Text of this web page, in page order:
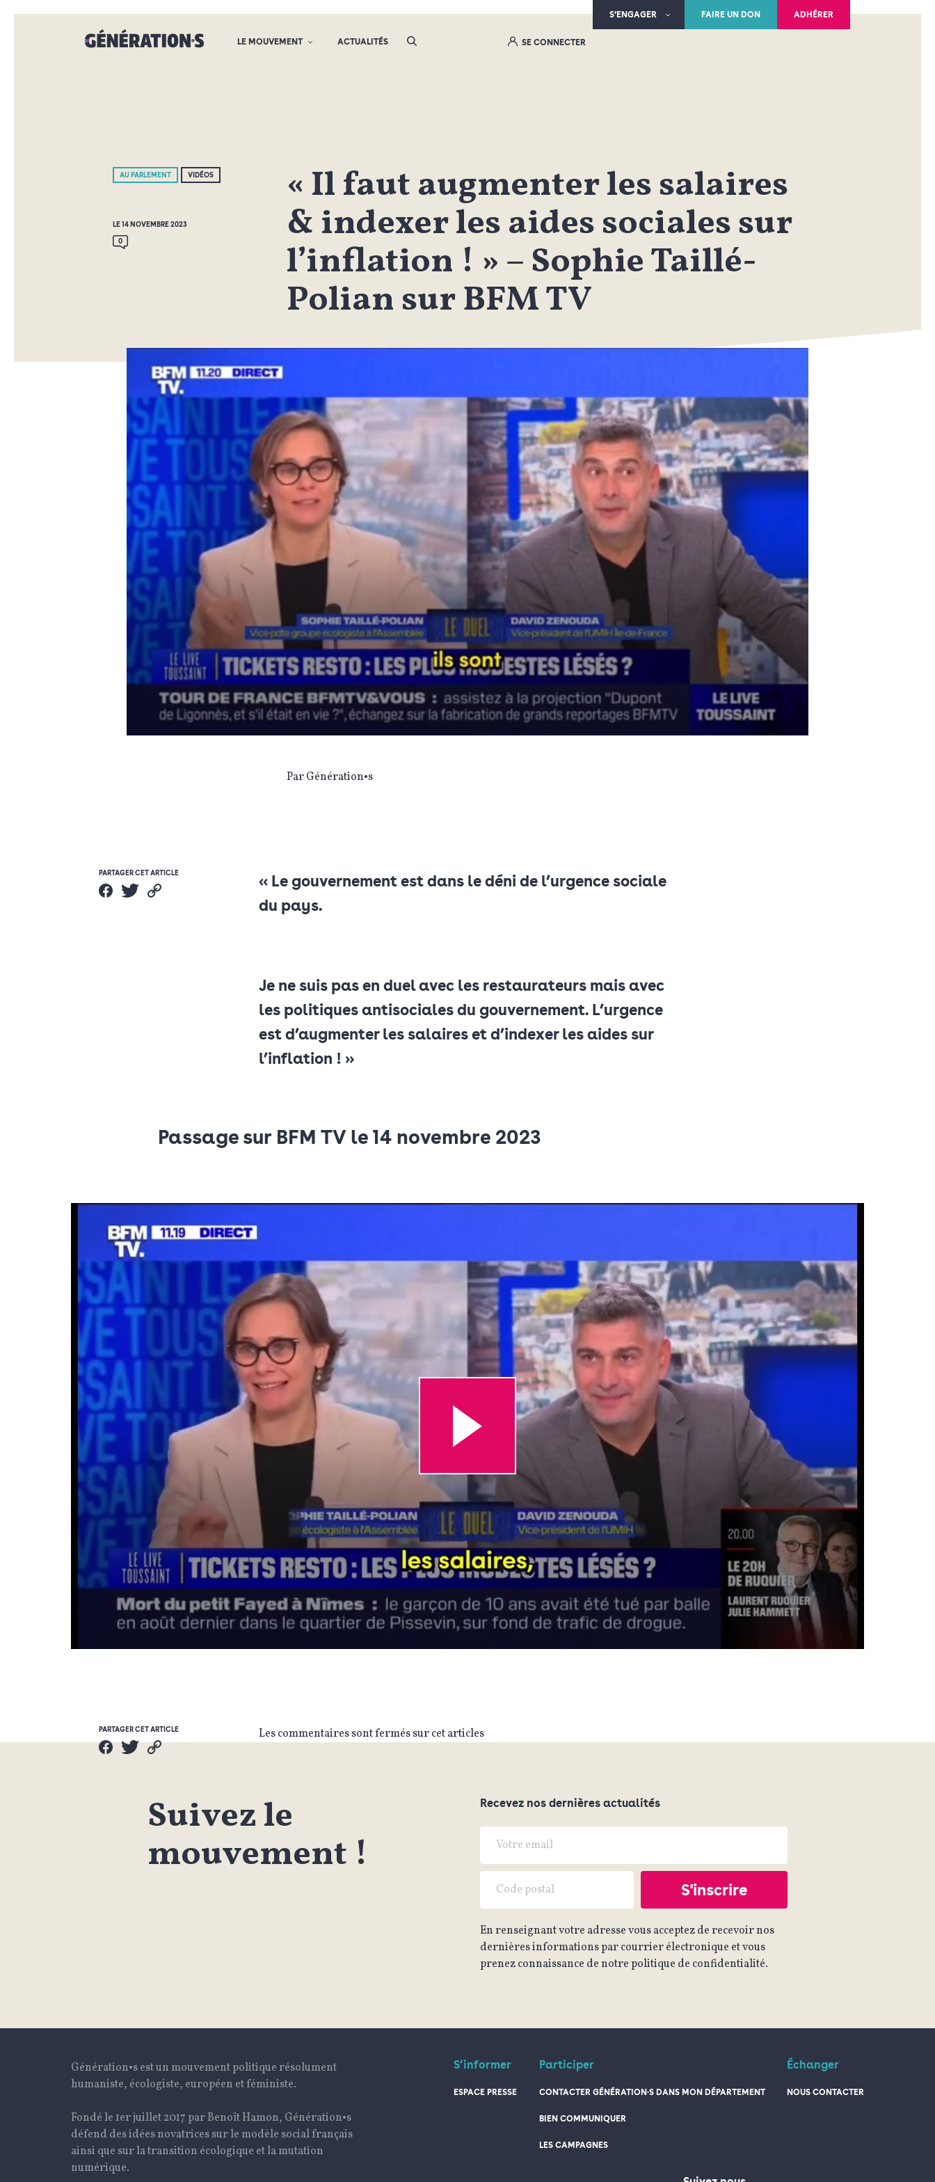
S’ENGAGER FAIRE UN DON ADHÉRER
LE MOUVEMENT ACTUALITÉS SE CONNECTER
AU PARLEMENT VIDÉOS
LE 14 NOVEMBRE 2023
0
« Il faut augmenter les salaires
& indexer les aides sociales sur
l’inflation ! » – Sophie Taillé-
Polian sur BFM TV
Par Génération•s
PARTAGER CET ARTICLE
« Le gouvernement est dans le déni de l’urgence sociale
du pays.
Je ne suis pas en duel avec les restaurateurs mais avec
les politiques antisociales du gouvernement. L’urgence
est d’augmenter les salaires et d’indexer les aides sur
l’inflation ! »
Passage sur BFM TV le 14 novembre 2023
PARTAGER CET ARTICLE Les commentaires sont fermés sur cet articles
Suivez le
mouvement !
Recevez nos dernières actualités
En renseignant votre adresse vous acceptez de recevoir nos
dernières informations par courrier électronique et vous
prenez connaissance de notre politique de confidentialité.
Génération•s est un mouvement politique résolument
humaniste, écologiste, européen et féministe.
Fondé le 1er juillet 2017 par Benoît Hamon, Génération•s
défend des idées novatrices sur le modèle social français
ainsi que sur la transition écologique et la mutation
numérique.
S’informer
ESPACE PRESSE
Participer
CONTACTER GÉNÉRATION·S DANS MON DÉPARTEMENT
BIEN COMMUNIQUER
LES CAMPAGNES
Échanger
NOUS CONTACTER